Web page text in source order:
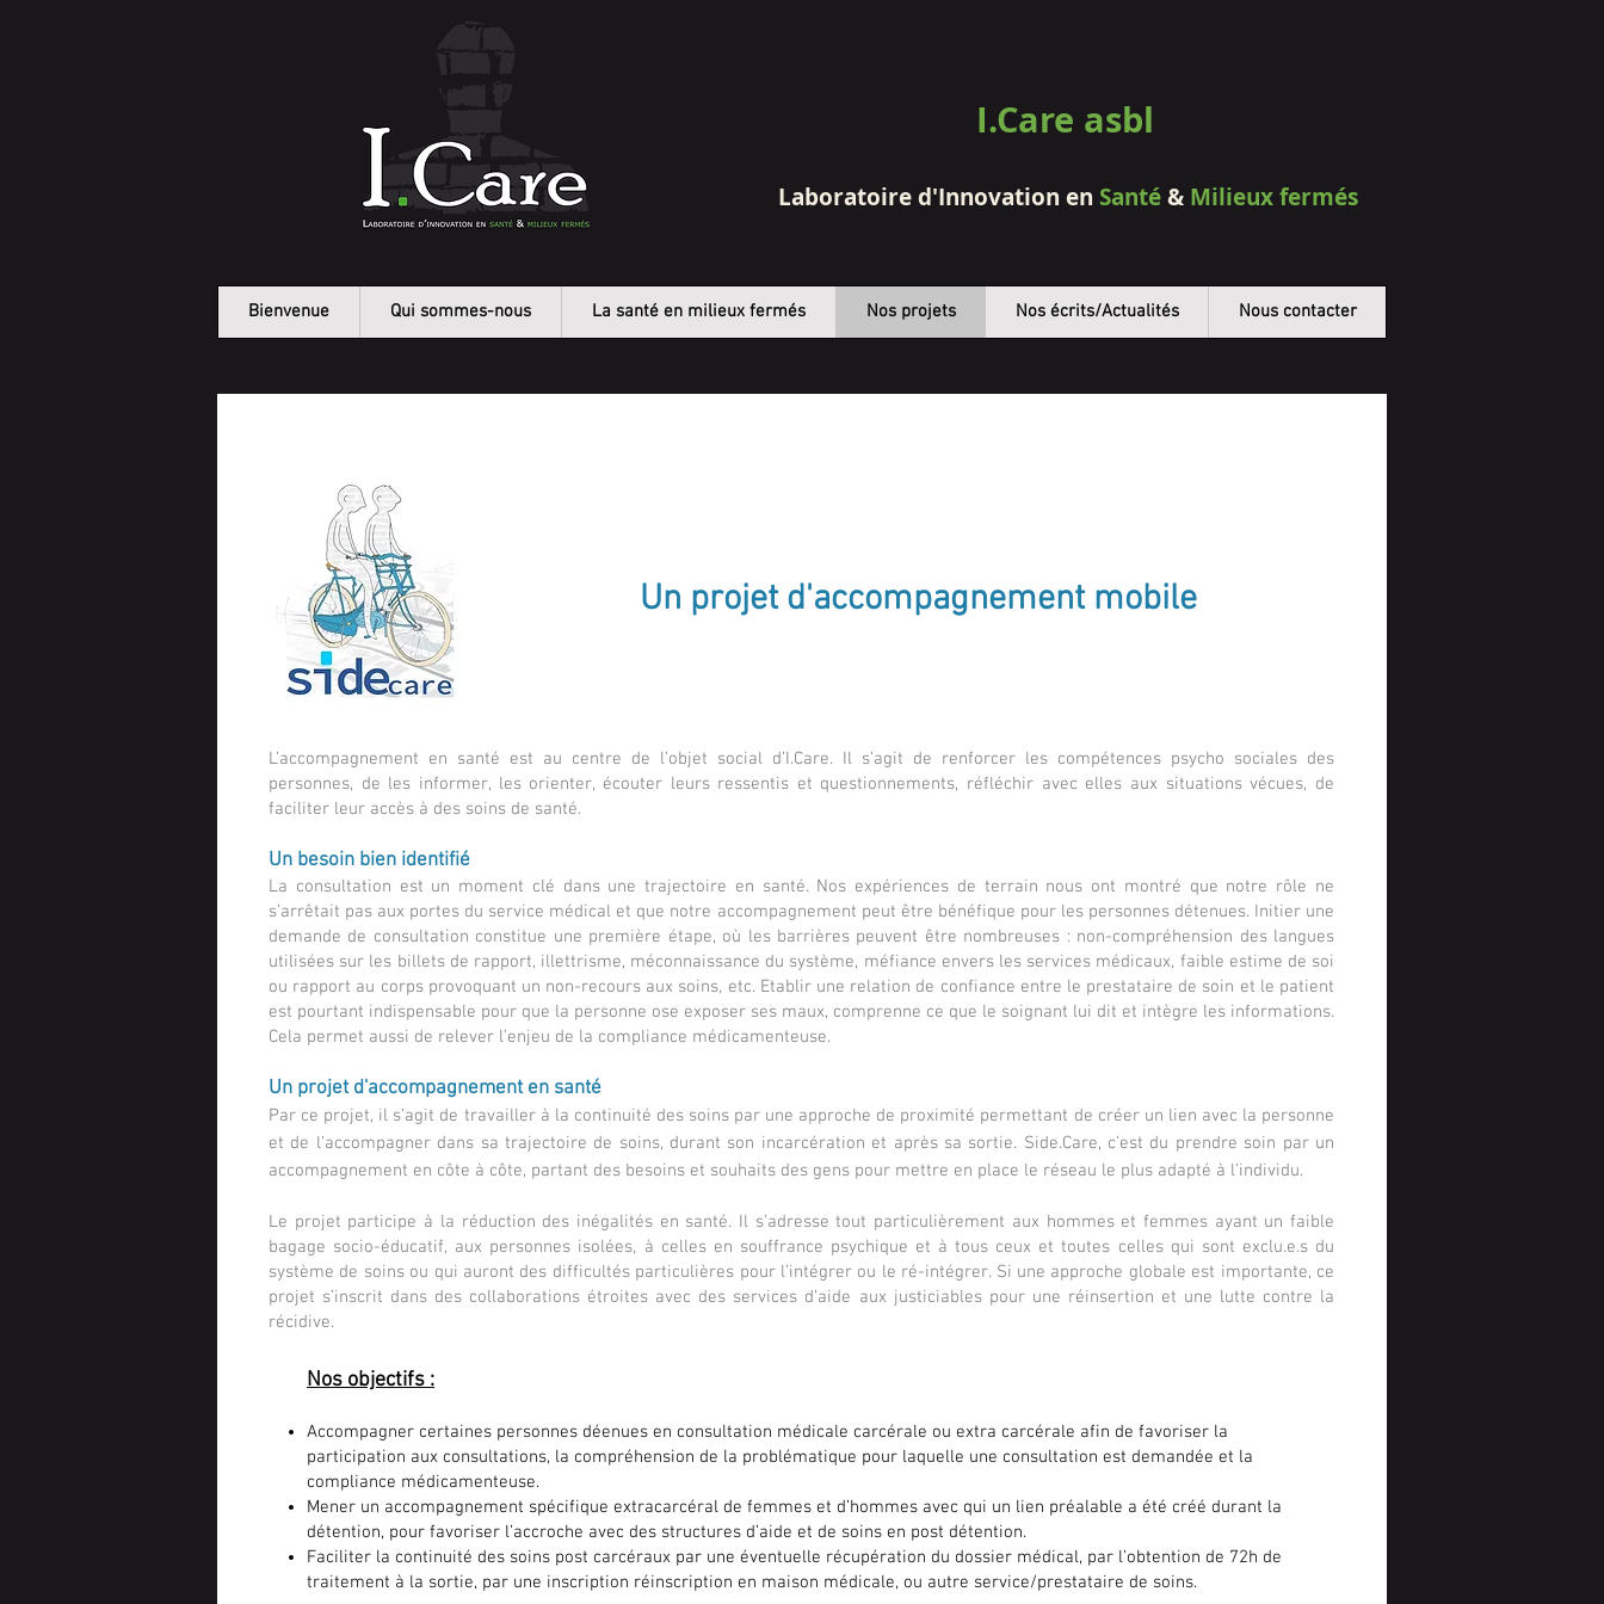
I.Care asbl
Laboratoire d'Innovation en Santé& Milieux fermés
Bienvenue Qui sommes-nous La santé en milieux fermés Nos projets Nos écrits/Actualités Nous contacter
Un projet d'accompagnement mobile
L’accompagnement en santé est au centre de l’objet social d’I.Care. Il s’agit de renforcer les compétences psycho sociales des
personnes, de les informer, les orienter, écouter leurs ressentis et questionnements, réfléchir avec elles aux situations vécues, de
faciliter leur accès à des soins de santé.
Un besoin bien identifié
La consultation est un moment clé dans une trajectoire en santé. Nos expériences de terrain nous ont montré que notre rôle ne
s’arrêtait pas aux portes du service médical et que notre accompagnement peut être bénéfique pour les personnes détenues. Initier une
demande de consultation constitue une première étape, où les barrières peuvent être nombreuses : non-compréhension des langues
utilisées sur les billets de rapport, illettrisme, méconnaissance du système, méfiance envers les services médicaux, faible estime de soi
ou rapport au corps provoquant un non-recours aux soins, etc. Etablir une relation de confiance entre le prestataire de soin et le patient
est pourtant indispensable pour que la personne ose exposer ses maux, comprenne ce que le soignant lui dit et intègre les informations.
Cela permet aussi de relever l’enjeu de la compliance médicamenteuse.
Un projet d'accompagnement en santé
Par ce projet, il s’agit de travailler à la continuité des soins par une approche de proximité permettant de créer un lien avec la personne
et de l’accompagner dans sa trajectoire de soins, durant son incarcération et après sa sortie. Side.Care, c’est du prendre soin par un
accompagnement en côte à côte, partant des besoins et souhaits des gens pour mettre en place le réseau le plus adapté à l’individu.
Le projet participe à la réduction des inégalités en santé. Il s’adresse tout particulièrement aux hommes et femmes ayant un faible
bagage socio-éducatif, aux personnes isolées, à celles en souffrance psychique et à tous ceux et toutes celles qui sont exclu.e.s du
système de soins ou qui auront des difficultés particulières pour l’intégrer ou le ré-intégrer. Si une approche globale est importante, ce
projet s’inscrit dans des collaborations étroites avec des services d’aide aux justiciables pour une réinsertion et une lutte contre la
récidive.
Nos objectifs :
Accompagner certaines personnes déenues en consultation médicale carcérale ou extra carcérale afin de favoriser la
participation aux consultations, la compréhension de la problématique pour laquelle une consultation est demandée et la
compliance médicamenteuse.
Mener un accompagnement spécifique extracarcéral de femmes et d’hommes avec qui un lien préalable a été créé durant la
détention, pour favoriser l’accroche avec des structures d’aide et de soins en post détention.
Faciliter la continuité des soins post carcéraux par une éventuelle récupération du dossier médical, par l’obtention de 72h de
traitement à la sortie, par une inscription réinscription en maison médicale, ou autre service/prestataire de soins.